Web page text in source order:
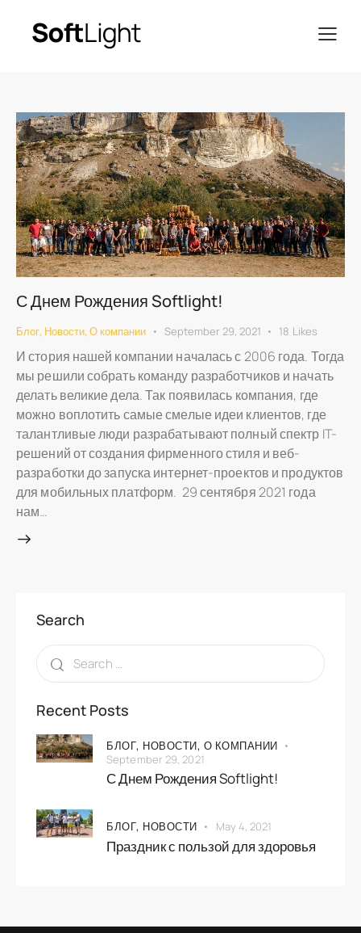
С Днем Рождения Softlight!
Блог, Новости, О компании September 29, 2021 18 Likes
И стория нашей компании началась с 2006 года. Тогда
мы решили собрать команду разработчиков и начать
делать великие дела. Так появилась компания, где
можно воплотить самые смелые идеи клиентов, где
талантливые люди разрабатывают полный спектр IT-
решений от создания фирменного стиля и веб-
разработки до запуска интернет-проектов и продуктов
для мобильных платформ. 29 сентября 2021 года
нам…
Search
Recent Posts
БЛОГ, НОВОСТИ, О КОМПАНИИ
September 29, 2021
С Днем Рождения Softlight!
БЛОГ, НОВОСТИ May 4, 2021
Праздник с пользой для здоровья